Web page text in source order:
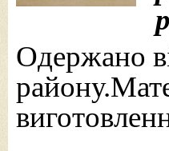
Одержано